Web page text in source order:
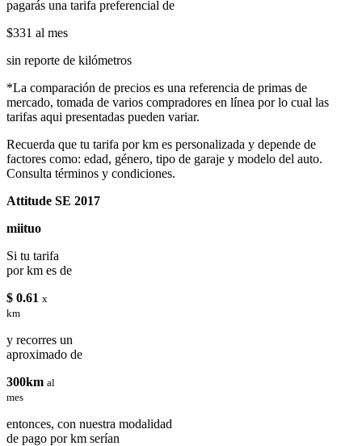
pagarás una tarifa preferencial de
$331 al mes
sin reporte de kilómetros
*La comparación de precios es una referencia de primas de
mercado, tomada de varios compradores en línea por lo cual las
tarifas aqui presentadas pueden variar.
Recuerda que tu tarifa por km es personalizada y depende de
factores como: edad, género, tipo de garaje y modelo del auto.
Consulta términos y condiciones.
Attitude SE 2017
miituo
Si tu tarifa
por km es de
$ 0.61 x
km
y recorres un
aproximado de
300km al
mes
entonces, con nuestra modalidad
de pago por km serían